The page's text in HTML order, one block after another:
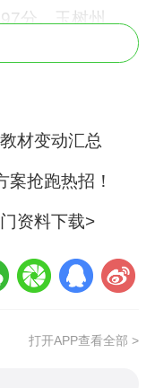
分。玉树州、
分，海西州、
151分，玉树
分。
：174分。
医师：314
材变动汇总
抢跑热招！
资料下载>
打开APP查看全部 >